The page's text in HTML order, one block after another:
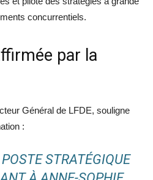
concurrentiels.
par la
Général de LFDE, souligne
:
STRATÉGIQUE